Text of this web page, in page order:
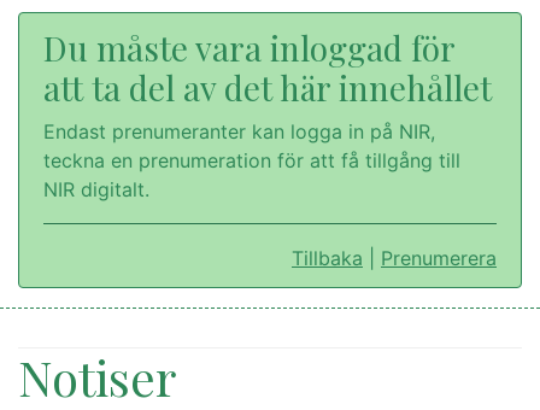
Du måste vara inloggad för
att ta del av det här innehållet
Endast prenumeranter kan logga in på NIR,
teckna en prenumeration för att få tillgång till
NIR digitalt.
Tillbaka Prenumerera
Notiser